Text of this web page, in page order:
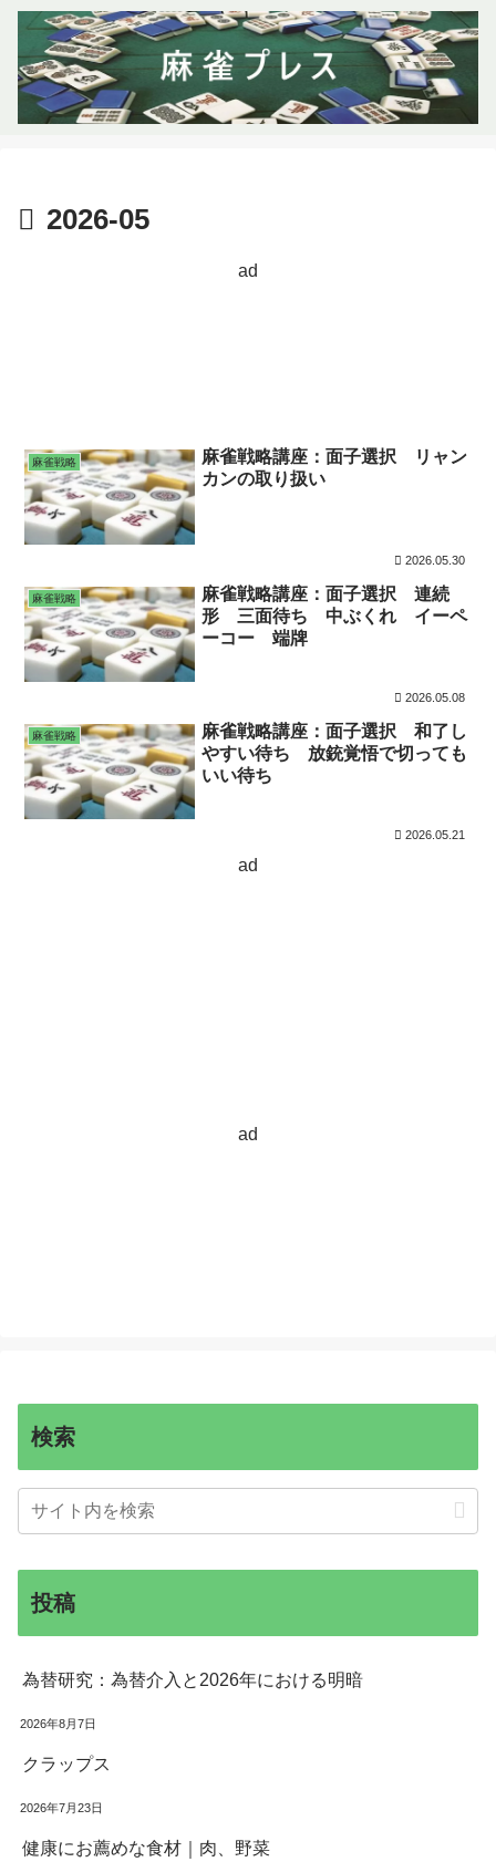
2026-05
ad
麻雀戦略
麻雀戦略講座：面子選択 リャン
カンの取り扱い
2026.05.30
麻雀戦略
麻雀戦略講座：面子選択 連続
形 三面待ち 中ぶくれ イーペ
ーコー 端牌
2026.05.08
麻雀戦略
麻雀戦略講座：面子選択 和了し
やすい待ち 放銃覚悟で切っても
いい待ち
2026.05.21
ad
ad
検索
投稿
為替研究：為替介入と2026年における明暗
2026年8月7日
クラップス
2026年7月23日
健康にお薦めな食材｜肉、野菜